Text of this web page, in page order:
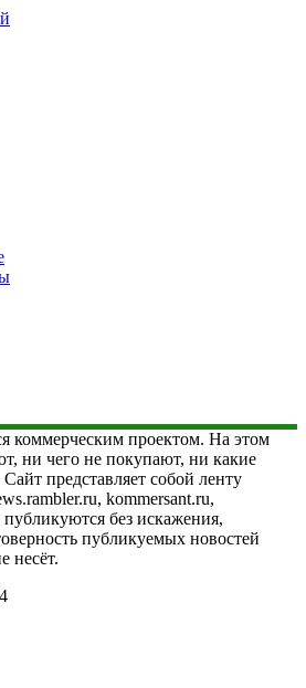
коммерческим проектом. На этом
ни чего не покупают, ни какие
представляет собой ленту
kommersant.ru,
без искажения,
публикуемых новостей
несёт.